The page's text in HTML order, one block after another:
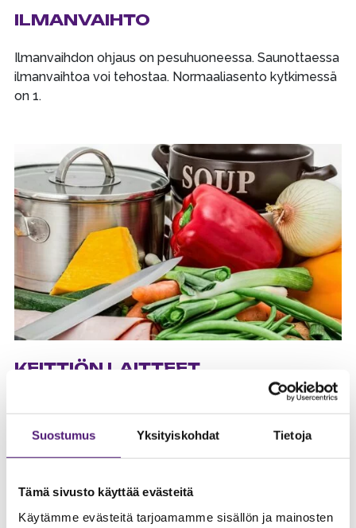
Suostumus Yksityiskohdat Tietoja
Tämä sivusto käyttää evästeitä
Käytämme evästeitä tarjoamamme sisällön ja mainosten
ILMANVAIHTO
Ilmanvaihdon ohjaus on pesuhuoneessa. Saunottaessa
ilmanvaihtoa voi tehostaa. Normaaliasento kytkimessä
on 1.
KEITTIÖN LAITTEET
Mikäli astianpesukoneen kanssa tulee ongelmia,
tarkistathan ensin, että hana on auki. Hana löytyy